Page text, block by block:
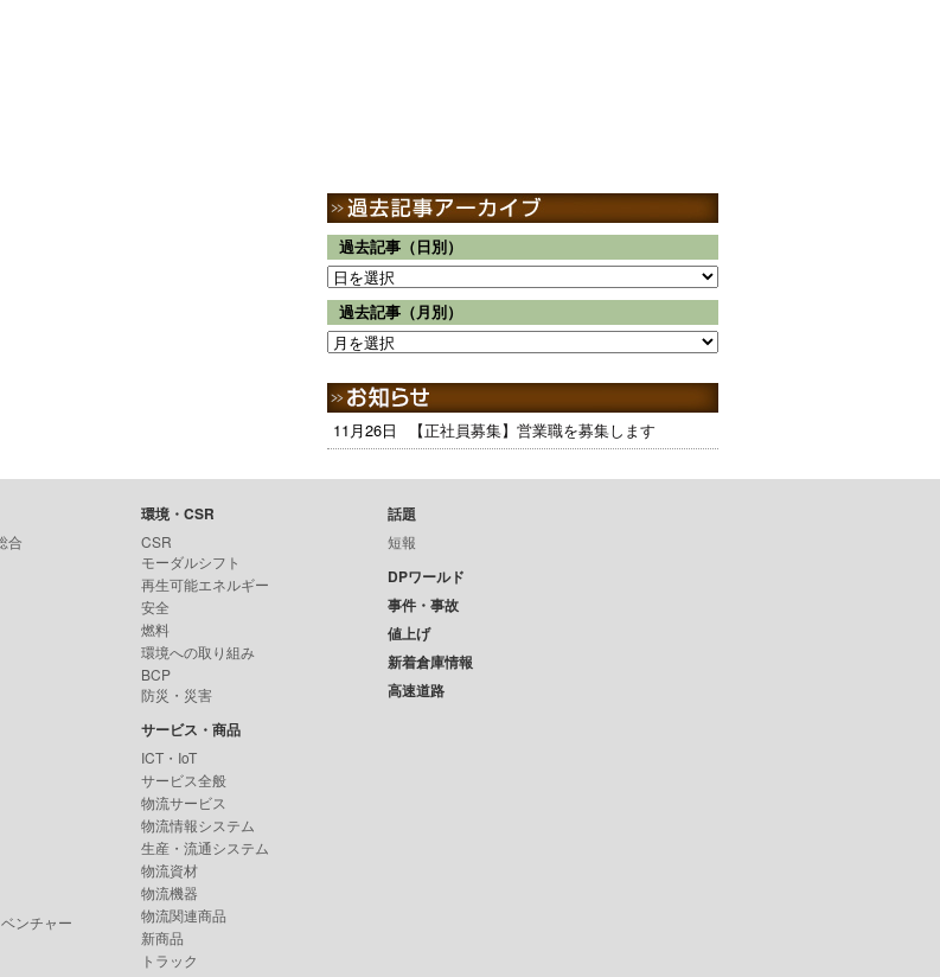
過去記事（日別）
過去記事（月別）
11月26日 【正社員募集】営業職を募集します
合
ンチャー
環境・CSR
CSR
モーダルシフト
再生可能エネルギー
安全
燃料
環境への取り組み
BCP
防災・災害
サービス・商品
ICT・IoT
サービス全般
物流サービス
物流情報システム
生産・流通システム
物流資材
物流機器
物流関連商品
新商品
トラック
話題
短報
DPワールド
事件・事故
値上げ
新着倉庫情報
高速道路